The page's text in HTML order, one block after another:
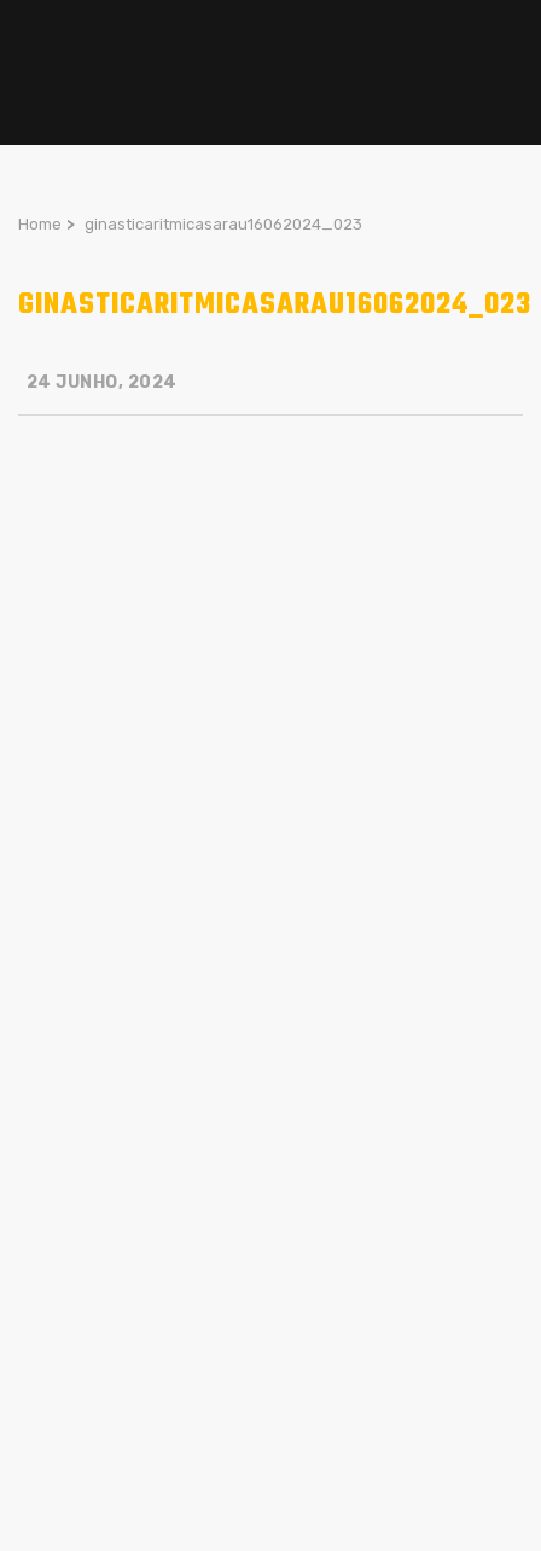
Home > ginasticaritmicasarau16062024_023
GINASTICARITMICASARAU16062024_023
24 JUNHO, 2024